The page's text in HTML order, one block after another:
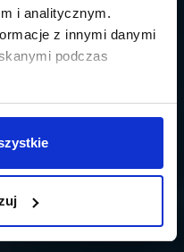
i analitycznym.
z innymi danymi
podczas